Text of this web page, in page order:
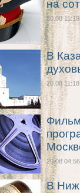
на
20.08 11:19
В
20.08 11:18
20.08 04:56
В